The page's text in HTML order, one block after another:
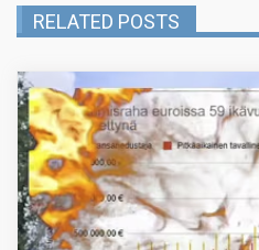
RELATED POSTS